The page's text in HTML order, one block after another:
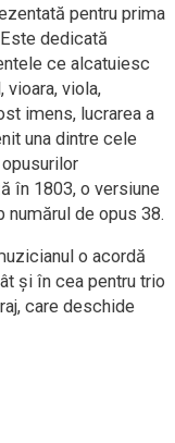
pentru prima
dedicată
ce alcatuiesc
vioara, viola,
imens, lucrarea a
una dintre cele
în 1803, o versiune
numărul de opus 38.
o acordă
şi în cea pentru trio
care deschide